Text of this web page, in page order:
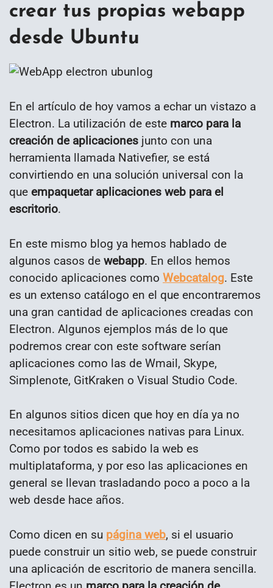
crear tus propias webapp
desde Ubuntu
En el artículo de hoy vamos a echar un vistazo a
Electron. La utilización de este marco para la
creación de aplicaciones junto con una
herramienta llamada Nativefier, se está
convirtiendo en una solución universal con la
que empaquetar aplicaciones web para el
escritorio.
En este mismo blog ya hemos hablado de
algunos casos de webapp. En ellos hemos
conocido aplicaciones como Webcatalog. Este
es un extenso catálogo en el que encontraremos
una gran cantidad de aplicaciones creadas con
Electron. Algunos ejemplos más de lo que
podremos crear con este software serían
aplicaciones como las de Wmail, Skype,
Simplenote, GitKraken o Visual Studio Code.
En algunos sitios dicen que hoy en día ya no
necesitamos aplicaciones nativas para Linux.
Como por todos es sabido la web es
multiplataforma, y por eso las aplicaciones en
general se llevan trasladando poco a poco a la
web desde hace años.
Como dicen en su página web, si el usuario
puede construir un sitio web, se puede construir
una aplicación de escritorio de manera sencilla.